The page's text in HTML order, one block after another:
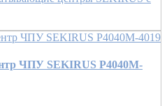
ЧПУ SEKIRUS P4040M-